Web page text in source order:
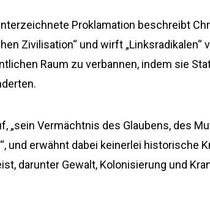
Proklamation beschreibt
Zivilisation“ und wirft „Linksradikalen“
Raum zu verbannen, indem sie
„sein Vermächtnis des Glaubens, des
und erwähnt dabei keinerlei historische
darunter Gewalt, Kolonisierung und